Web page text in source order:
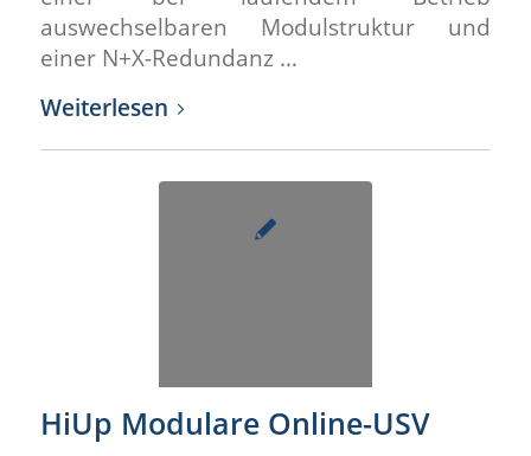
auswechselbaren Modulstruktur und
einer N+X-Redundanz …
Weiterlesen
HiUp Modulare Online-USV